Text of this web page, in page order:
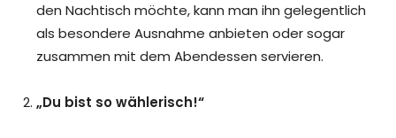
den Nachtisch möchte, kann man ihn gelegentlich
als besondere Ausnahme anbieten oder sogar
zusammen mit dem Abendessen servieren.
„Du bist so wählerisch!“